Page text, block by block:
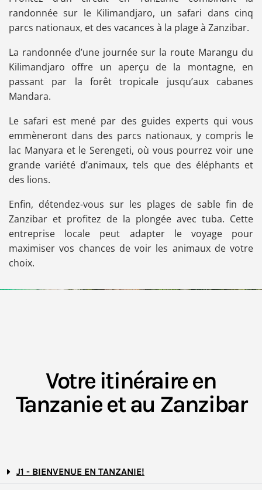
randonnée sur le Kilimandjaro, un safari dans cinq
parcs nationaux, et des vacances à la plage à Zanzibar.
La randonnée d’une journée sur la route Marangu du
Kilimandjaro offre un aperçu de la montagne, en
passant par la forêt tropicale jusqu’aux cabanes
Mandara.
Le safari est mené par des guides experts qui vous
emmèneront dans des parcs nationaux, y compris le
lac Manyara et le Serengeti, où vous pourrez voir une
grande variété d’animaux, tels que des éléphants et
des lions.
Enfin, détendez-vous sur les plages de sable fin de
Zanzibar et profitez de la plongée avec tuba. Cette
entreprise locale peut adapter le voyage pour
maximiser vos chances de voir les animaux de votre
choix.
Votre itinéraire en
Tanzanie et au Zanzibar
J1 - BIENVENUE EN TANZANIE!